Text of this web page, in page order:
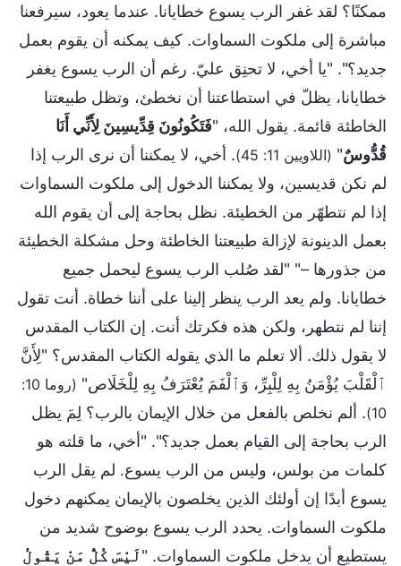
ممكنًا؟ لقد غفر الرب يسوع خطايانا. عندما يعود، سيرفعنا
مباشرة إلى ملكوت السماوات. كيف يمكنه أن يقوم بعمل
جديد؟". "يا أخي، لا تحنِق عليّ. رغم أن الرب يسوع يغفر
خطايانا، يظلّ في استطاعتنا أن نخطئ، وتظل طبيعتنا
الخاطئة قائمة. يقول الله، "فَتَكُونُونَ قِدِّيسِينَ لِأَنِّي أَنَا
قُدُّوسٌ" (اللاويين 11: 45)
. أخي، لا يمكننا أن نرى الرب إذا
لم نكن قديسين، ولا يمكننا الدخول إلى ملكوت السماوات
إذا لم نتطهّر من الخطيئة. نظل بحاجة إلى أن يقوم الله
بعمل الدينونة لإزالة طبيعتنا الخاطئة وحل مشكلة الخطيئة
من جذورها –" "لقد صُلب الرب يسوع ليحمل جميع
خطايانا. ولم يعد الرب ينظر إلينا على أننا خطاة. أنت تقول
إننا لم نتطهر، ولكن هذه فكرتك أنت. إن الكتاب المقدس
لا يقول ذلك. ألا تعلم ما الذي يقوله الكتاب المقدس؟ "لِأَنَّ
ٱلْقَلْبَ يُؤْمَنُ بِهِ لِلْبِرِّ، وَٱلْفَمَ يُعْتَرَفُ بِهِ لِلْخَلَاص"
(روما 10:
10) . ألم نخلص بالفعل من خلال الإيمان بالرب؟ لِمَ يظل
الرب بحاجة إلى القيام بعمل جديد؟". "أخي، ما قلته هو
كلمات من بولس، وليس من الرب يسوع. لم يقل الرب
يسوع أبدًا إن أولئك الذين يخلصون بالإيمان يمكنهم دخول
ملكوت السماوات. يحدد الرب يسوع بوضوح شديد من
يستطيع أن يدخل ملكوت السماوات. "لَيْسَ كُلُّ مَنْ يَقُولُ